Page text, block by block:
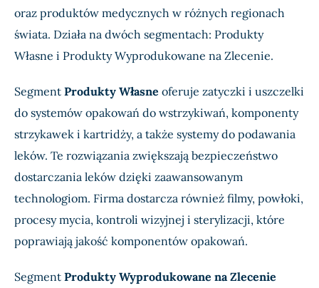
oraz produktów medycznych w różnych regionach
świata. Działa na dwóch segmentach: Produkty
Własne i Produkty Wyprodukowane na Zlecenie.
Segment Produkty Własne oferuje zatyczki i uszczelki
do systemów opakowań do wstrzykiwań, komponenty
strzykawek i kartridży, a także systemy do podawania
leków. Te rozwiązania zwiększają bezpieczeństwo
dostarczania leków dzięki zaawansowanym
technologiom. Firma dostarcza również filmy, powłoki,
procesy mycia, kontroli wizyjnej i sterylizacji, które
poprawiają jakość komponentów opakowań.
Segment Produkty Wyprodukowane na Zlecenie